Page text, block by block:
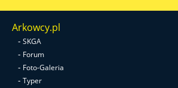
Arkowcy.pl
- SKGA
- Forum
- Foto-Galeria
- Typer